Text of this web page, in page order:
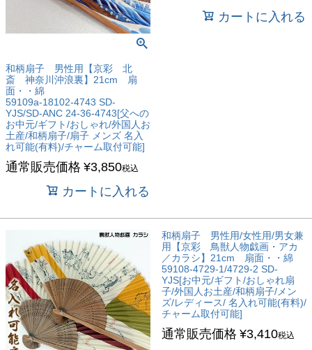
和柄扇子 男性用【京彩 北
斎 神奈川沖浪裏】21cm 扇
面・・綿
59109a-18102-4743 SD-
YJS/SD-ANC 24-36-4743[父への
お中元/ギフト/おしゃれ/外国人お
土産/和柄扇子/扇子 メンズ 名入
れ可能(有料)/チャーム取付可能]
通常販売価格 ¥3,850税込
カートに入れる
カートに入れる
和柄扇子 男性用/女性用/男女兼
用【京彩 鳥獣人物戯画・アカ
／カラシ】21cm 扇面・・綿
59108-4729-1/4729-2 SD-
YJS[お中元/ギフト/おしゃれ扇
子/外国人お土産/和柄扇子/メン
ズ/レディース/ 名入れ可能(有料)/
チャーム取付可能]
通常販売価格 ¥3,410税込